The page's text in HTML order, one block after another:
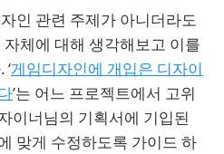
인 관련 주제가 아니더라도
체에 대해 생각해보고 이를
게임디자인에 개입은 디자이
’는 어느 프로젝트에서 고위
이너님의 기획서에 기입된
맞게 수정하도록 가이드 하